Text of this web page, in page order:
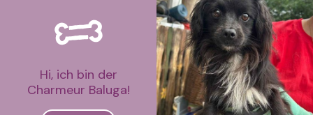
Hi, ich bin der
Charmeur Baluga!